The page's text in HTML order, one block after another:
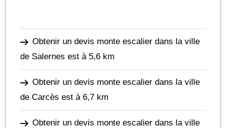
Obtenir un devis monte escalier dans la ville
de Salernes est à 5,6 km
Obtenir un devis monte escalier dans la ville
de Carcès est à 6,7 km
Obtenir un devis monte escalier dans la ville